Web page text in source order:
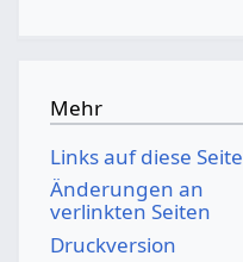
Mehr
Links auf diese Seite
Änderungen an
verlinkten Seiten
Druckversion